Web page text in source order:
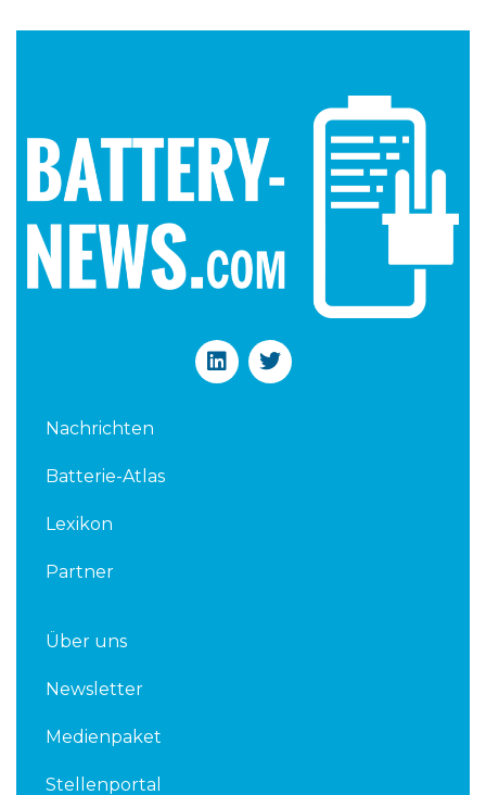
L
i
T
w
Nachrichten
Batterie-Atlas
Lexikon
Partner
Über uns
Newsletter
Medienpaket
Stellenportal